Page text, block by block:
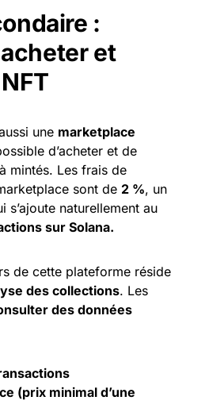
:
et
une marketplace
d’acheter et de
mintés. Les frais de
sont de 2 %, un
naturellement au
sur Solana.
de cette plateforme réside
des collections. Les
des données
(prix minimal d’une